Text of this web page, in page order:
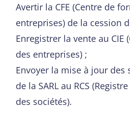
Avertir la CFE (Centre de
entreprises) de la cession
Enregistrer la vente au CIE
des entreprises) ;
Envoyer la mise à jour
de la SARL au RCS
des sociétés).